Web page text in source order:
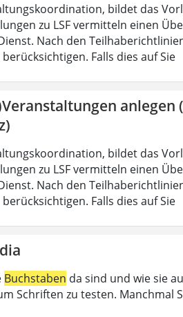
bildet das
zu LSF vermitteln einen
Nach den
Falls dies auf Sie
bildet das
zu LSF vermitteln einen
Nach den
Falls dies auf Sie
Buchstaben da sind und wie sie
Schriften zu testen. Manchmal